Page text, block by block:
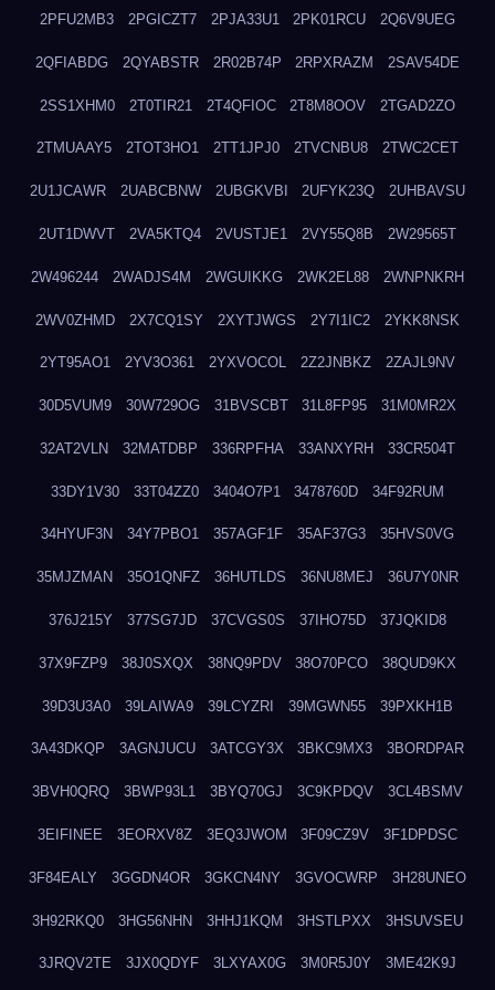
2PFU2MB3 2PGICZT7 2PJA33U1 2PK01RCU 2Q6V9UEG
2QFIABDG 2QYABSTR 2R02B74P 2RPXRAZM 2SAV54DE
2SS1XHM0 2T0TIR21 2T4QFIOC 2T8M8OOV 2TGAD2ZO
2TMUAAY5 2TOT3HO1 2TT1JPJ0 2TVCNBU8 2TWC2CET
2U1JCAWR 2UABCBNW 2UBGKVBI 2UFYK23Q 2UHBAVSU
2UT1DWVT 2VA5KTQ4 2VUSTJE1 2VY55Q8B 2W29565T
2W496244 2WADJS4M 2WGUIKKG 2WK2EL88 2WNPNKRH
2WV0ZHMD 2X7CQ1SY 2XYTJWGS 2Y7I1IC2 2YKK8NSK
2YT95AO1 2YV3O361 2YXVOCOL 2Z2JNBKZ 2ZAJL9NV
30D5VUM9 30W729OG 31BVSCBT 31L8FP95 31M0MR2X
32AT2VLN 32MATDBP 336RPFHA 33ANXYRH 33CR504T
33DY1V30 33T04ZZ0 3404O7P1 3478760D 34F92RUM
34HYUF3N 34Y7PBO1 357AGF1F 35AF37G3 35HVS0VG
35MJZMAN 35O1QNFZ 36HUTLDS 36NU8MEJ 36U7Y0NR
376J215Y 377SG7JD 37CVGS0S 37IHO75D 37JQKID8
37X9FZP9 38J0SXQX 38NQ9PDV 38O70PCO 38QUD9KX
39D3U3A0 39LAIWA9 39LCYZRI 39MGWN55 39PXKH1B
3A43DKQP 3AGNJUCU 3ATCGY3X 3BKC9MX3 3BORDPAR
3BVH0QRQ 3BWP93L1 3BYQ70GJ 3C9KPDQV 3CL4BSMV
3EIFINEE 3EORXV8Z 3EQ3JWOM 3F09CZ9V 3F1DPDSC
3F84EALY 3GGDN4OR 3GKCN4NY 3GVOCWRP 3H28UNEO
3H92RKQ0 3HG56NHN 3HHJ1KQM 3HSTLPXX 3HSUVSEU
3JRQV2TE 3JX0QDYF 3LXYAX0G 3M0R5J0Y 3ME42K9J